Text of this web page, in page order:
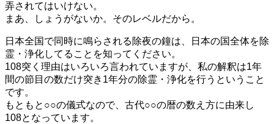
弄されてはいけない。
まあ、しょうがないか。そのレベルだから。
日本全国で同時に鳴らされる除夜の鐘は、日本の国全体を除
霊・浄化してることを知ってください。
108突く理由はいろいろ言われていますが、私の解釈は1年
間の節目の数だけ突き1年分の除霊・浄化を行うということ
です。
もともと○○の儀式なので、古代○○の暦の数え方に由来し
108となっています。